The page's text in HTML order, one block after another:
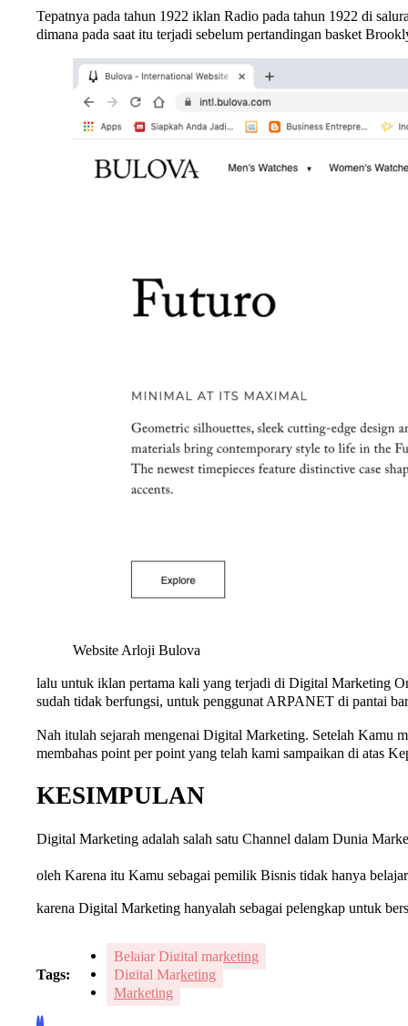
Tepatnya pada tahun 1922 iklan Radio pada tahun 1922 di
dimana pada saat itu terjadi sebelum pertandingan basket
Website Arloji Bulova
lalu untuk iklan pertama kali yang terjadi di Digital Marketing
sudah tidak berfungsi, untuk penggunat ARPANET di pantai
Nah itulah sejarah mengenai Digital Marketing. Setelah Kamu
membahas point per point yang telah kami sampaikan di atas
KESIMPULAN
Digital Marketing adalah salah satu Channel dalam Dunia
oleh Karena itu Kamu sebagai pemilik Bisnis tidak hanya
karena Digital Marketing hanyalah sebagai pelengkap untuk
Tags:
Belajar Digital marketing
Digital Marketing
Marketing